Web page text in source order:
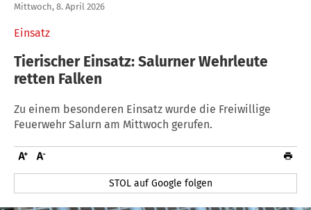
Einsatz
Mittwoch, 8. April 2026
Tierischer Einsatz: Salurner Wehrleute
retten Falken
Zu einem besonderen Einsatz wurde die Freiwillige
Feuerwehr Salurn am Mittwoch gerufen.
STOL auf Google folgen